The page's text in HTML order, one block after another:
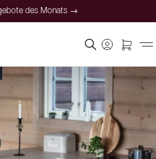
des Monats →